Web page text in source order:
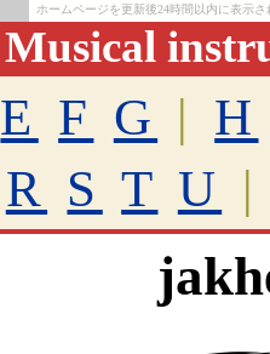
ホームページを更新後24時間以内に表示
Musical
E F G | H
R S T U |